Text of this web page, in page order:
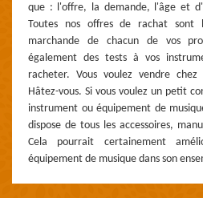
que : l'offre, la demande, l'âge et
Toutes nos offres de rachat sont
marchande de chacun de vos
également des tests à vos
racheter. Vous voulez vendre
Hâtez-vous. Si vous voulez un petit
instrument ou équipement de
dispose de tous les accessoires,
Cela pourrait certainement
équipement de musique dans son